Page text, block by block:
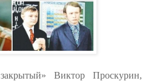
Виктор Проскурин,